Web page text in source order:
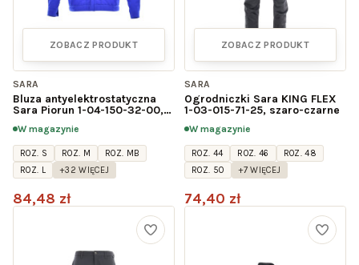
ZOBACZ PRODUKT
SARA
Bluza antyelektrostatyczna
Sara Piorun 1-04-150-32-00,
W magazynie
ROZ. S ROZ. M
ROZ. MB
ROZ. L
+32 WIĘCEJ
84,48 zł
ZOBACZ PRODUKT
SARA
Ogrodniczki Sara KING FLEX
1-03-015-71-25, szaro-czarne
W magazynie
ROZ. 44 ROZ. 46
ROZ. 48
ROZ. 50
+7 WIĘCEJ
74,40 zł